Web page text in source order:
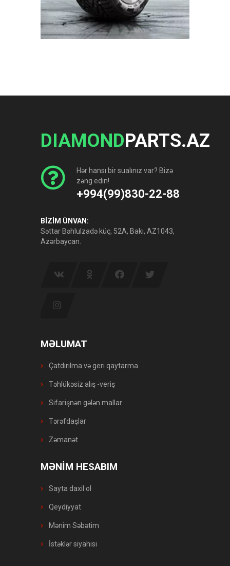
DIAMONDPARTS.AZ
Hər hansı bir sualınız var? Bizə
zəng edin!
+994(99)830-22-88
BİZİM ÜNVAN:
Səttar Bəhlulzadə küç, 52A, Bakı, AZ1043,
Azərbaycan.
MƏLUMAT
Çatdırılma və geri qaytarma
Təhlükəsiz alış -veriş
Sifarişnən gələn mallar
Tərəfdaşlar
Zəmanət
MƏNİM HESABIM
Sayta daxil ol
Qeydiyyat
Mənim Səbətim
İstəklər siyahısı